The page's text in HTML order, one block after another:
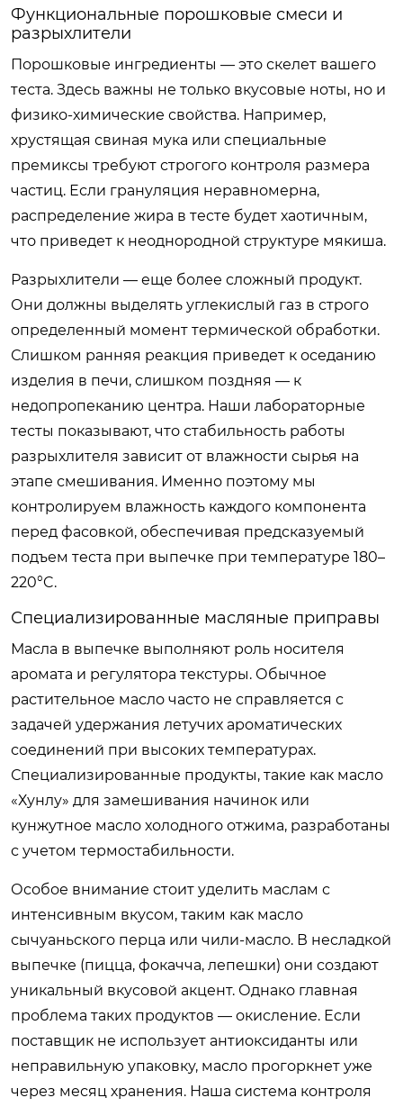
Функциональные порошковые смеси и
разрыхлители
Порошковые ингредиенты — это скелет вашего
теста. Здесь важны не только вкусовые ноты, но и
физико-химические свойства. Например,
хрустящая свиная мука или специальные
премиксы требуют строгого контроля размера
частиц. Если грануляция неравномерна,
распределение жира в тесте будет хаотичным,
что приведет к неоднородной структуре мякиша.
Разрыхлители — еще более сложный продукт.
Они должны выделять углекислый газ в строго
определенный момент термической обработки.
Слишком ранняя реакция приведет к оседанию
изделия в печи, слишком поздняя — к
недопропеканию центра. Наши лабораторные
тесты показывают, что стабильность работы
разрыхлителя зависит от влажности сырья на
этапе смешивания. Именно поэтому мы
контролируем влажность каждого компонента
перед фасовкой, обеспечивая предсказуемый
подъем теста при выпечке при температуре 180–
220°C.
Специализированные масляные приправы
Масла в выпечке выполняют роль носителя
аромата и регулятора текстуры. Обычное
растительное масло часто не справляется с
задачей удержания летучих ароматических
соединений при высоких температурах.
Специализированные продукты, такие как масло
«Хунлу» для замешивания начинок или
кунжутное масло холодного отжима, разработаны
с учетом термостабильности.
Особое внимание стоит уделить маслам с
интенсивным вкусом, таким как масло
сычуаньского перца или чили-масло. В несладкой
выпечке (пицца, фокачча, лепешки) они создают
уникальный вкусовой акцент. Однако главная
проблема таких продуктов — окисление. Если
поставщик не использует антиоксиданты или
неправильную упаковку, масло прогоркнет уже
через месяц хранения. Наша система контроля